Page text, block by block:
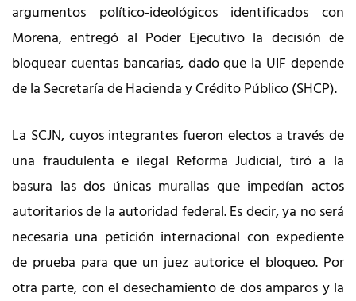
argumentos político-ideológicos identificados con
Morena, entregó al Poder Ejecutivo la decisión de
bloquear cuentas bancarias, dado que la UIF depende
de la Secretaría de Hacienda y Crédito Público (SHCP).
La SCJN, cuyos integrantes fueron electos a través de
una fraudulenta e ilegal Reforma Judicial, tiró a la
basura las dos únicas murallas que impedían actos
autoritarios de la autoridad federal. Es decir, ya no será
necesaria una petición internacional con expediente
de prueba para que un juez autorice el bloqueo. Por
otra parte, con el desechamiento de dos amparos y la